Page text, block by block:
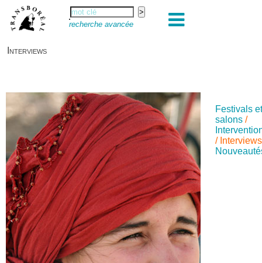
recherche avancée
Interviews
Festivals
salons /
/ Interviews